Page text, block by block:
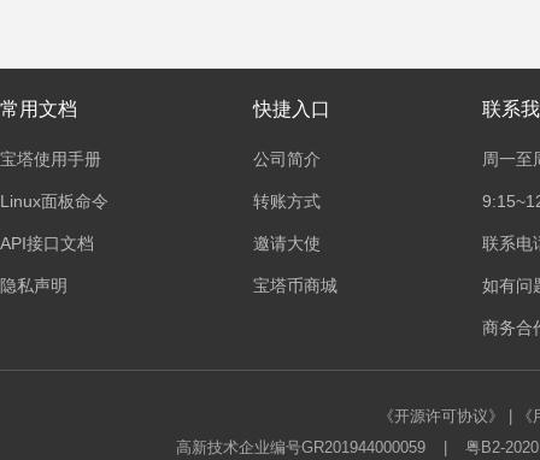
常用文档
宝塔使用手册
Linux面板命令
API接口文档
隐私声明
快捷入口
公司简介
转账方式
邀请大使
宝塔币商城
联系
周一至
联系电
如有问
商务合
《开源许可协议》
高新技术企业编号GR201944000059
粤B2-